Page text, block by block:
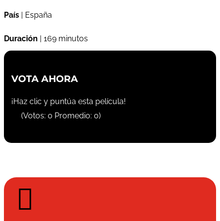
País | España
Duración | 169 minutos
VOTA AHORA
¡Haz clic y puntúa esta película!
(Votos: 0 Promedio: 0)
